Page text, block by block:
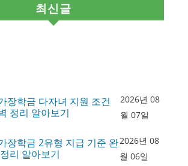
최신글
장학금 다자녀 지원 조건
정리 알아보기
2026년 08
월 07일
장학금 2유형 지급 기준 완
리 알아보기
2026년 08
월 06일